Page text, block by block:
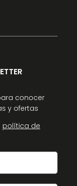
conocer
y ofertas
política de